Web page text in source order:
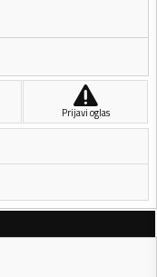
Prijavi oglas